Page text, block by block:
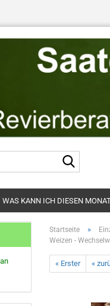
WAS KANN ICH DIESEN
Startseite »
Weizen -
« Erster «